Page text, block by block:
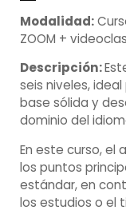
Modalidad:
ZOOM +
Descripción:
seis niveles,
base sólida y
dominio del
En este curso, el
los puntos
estándar, en
los estudios o el